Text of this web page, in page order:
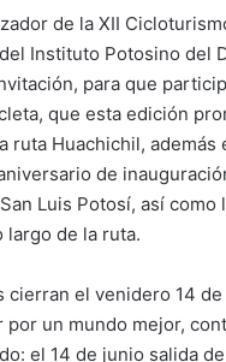
de la XII
Instituto Potosino del
para que
que esta edición
ruta Huachichil, además
de
Luis Potosí, así como
largo de la ruta.
cierran el venidero 14 de
por un mundo mejor,
el 14 de junio salida